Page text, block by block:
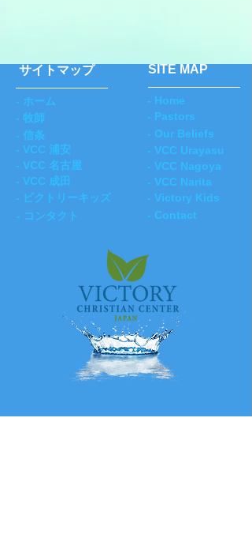
サイトマップ
- ホーム
- 牧師
- 信条
- VCC 浦安
- VCC 名古屋
- VCC 成田
- ビクトリーキッズ
- コンタクト
SITE MAP
- Home
- Pastors
- Our Beliefs
- VCC Urayasu
- VCC Nagoya
- VCC Narita
- Victory Kids
- Contact